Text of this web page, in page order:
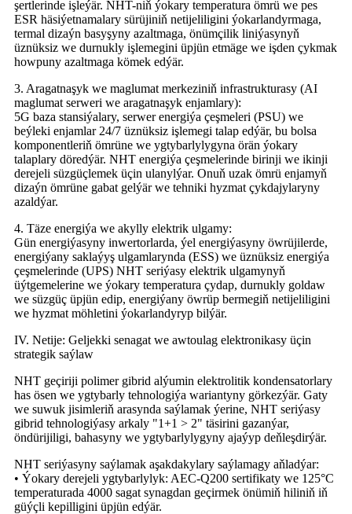
şertlerinde işleýär. NHT-niň ýokary temperatura ömrü we pes
ESR häsiýetnamalary sürüjiniň netijeliligini ýokarlandyrmaga,
termal dizaýn basyşyny azaltmaga, önümçilik liniýasynyň
üznüksiz we durnukly işlemegini üpjün etmäge we işden çykmak
howpuny azaltmaga kömek edýär.
3. Aragatnaşyk we maglumat merkeziniň infrastrukturasy (AI
maglumat serweri we aragatnaşyk enjamlary):
5G baza stansiýalary, serwer energiýa çeşmeleri (PSU) we
beýleki enjamlar 24/7 üznüksiz işlemegi talap edýär, bu bolsa
komponentleriň ömrüne we ygtybarlylygyna örän ýokary
talaplary döredýär. NHT energiýa çeşmelerinde birinji we ikinji
derejeli süzgüçlemek üçin ulanylýar. Onuň uzak ömrü enjamyň
dizaýn ömrüne gabat gelýär we tehniki hyzmat çykdajylaryny
azaldýar.
4. Täze energiýa we akylly elektrik ulgamy:
Gün energiýasyny inwertorlarda, ýel energiýasyny öwrüjilerde,
energiýany saklaýyş ulgamlarynda (ESS) we üznüksiz energiýa
çeşmelerinde (UPS) NHT seriýasy elektrik ulgamynyň
üýtgemelerine we ýokary temperatura çydap, durnukly goldaw
we süzgüç üpjün edip, energiýany öwrüp bermegiň netijeliligini
we hyzmat möhletini ýokarlandyryp bilýär.
IV. Netije: Geljekki senagat we awtoulag elektronikasy üçin
strategik saýlaw
NHT geçiriji polimer gibrid alýumin elektrolitik kondensatorlary
has ösen we ygtybarly tehnologiýa wariantyny görkezýär. Gaty
we suwuk jisimleriň arasynda saýlamak ýerine, NHT seriýasy
gibrid tehnologiýasy arkaly "1+1 > 2" täsirini gazanýar,
öndürijiligi, bahasyny we ygtybarlylygyny ajaýyp deňleşdirýär.
NHT seriýasyny saýlamak aşakdakylary saýlamagy aňladýar:
• Ýokary derejeli ygtybarlylyk: AEC-Q200 sertifikaty we 125°C
temperaturada 4000 sagat synagdan geçirmek önümiň hiliniň iň
güýçli kepilligini üpjün edýär.